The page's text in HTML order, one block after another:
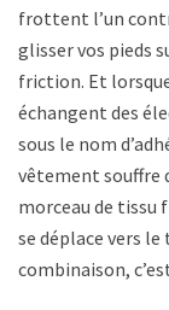
frottent l’un
glisser vos pieds
friction. Et
échangent des
sous le nom
vêtement souffre
morceau de tissu
se déplace vers
combinaison,